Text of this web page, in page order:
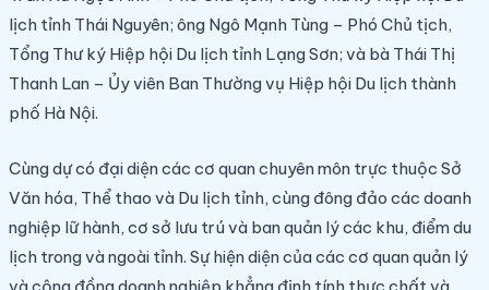
lịch tỉnh Thái Nguyên; ông Ngô Mạnh Tùng – Phó Chủ tịch,
Tổng Thư ký Hiệp hội Du lịch tỉnh Lạng Sơn; và bà Thái Thị
Thanh Lan – Ủy viên Ban Thường vụ Hiệp hội Du lịch thành
phố Hà Nội.
Cùng dự có đại diện các cơ quan chuyên môn trực thuộc Sở
Văn hóa, Thể thao và Du lịch tỉnh, cùng đông đảo các doanh
nghiệp lữ hành, cơ sở lưu trú và ban quản lý các khu, điểm du
lịch trong và ngoài tỉnh. Sự hiện diện của các cơ quan quản lý